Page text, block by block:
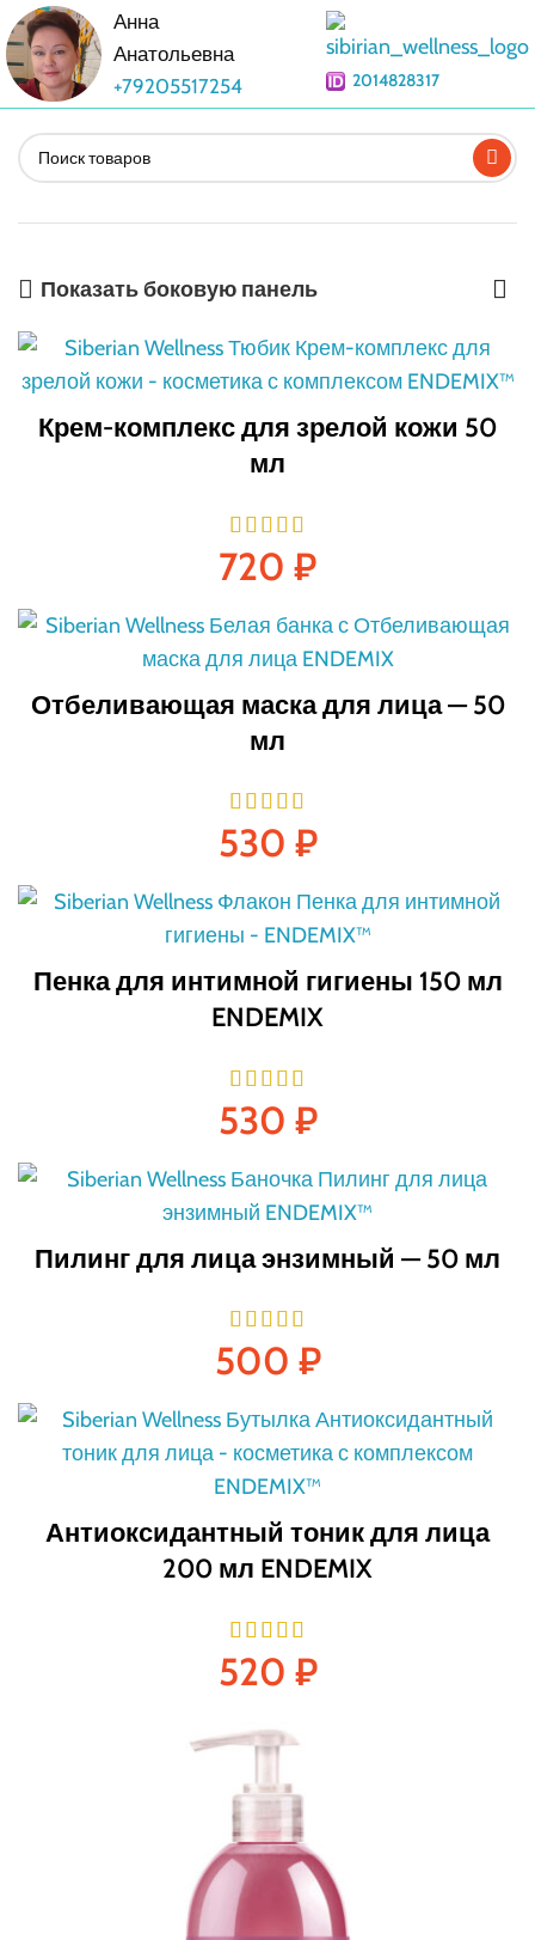
Анна
Анатольевна
+79205517254
2014828317
Показать боковую панель
Крем-комплекс для зрелой кожи 50
мл
720 ₽
Отбеливающая маска для лица — 50
мл
530 ₽
Пенка для интимной гигиены 150 мл
ENDEMIX
530 ₽
Пилинг для лица энзимный — 50 мл
500 ₽
Антиоксидантный тоник для лица
200 мл ENDEMIX
520 ₽